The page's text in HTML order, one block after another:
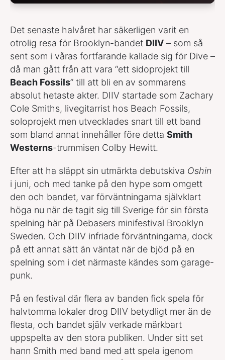
Det senaste halvåret har säkerligen varit en
otrolig resa för Brooklyn-bandet DIIV – som så
sent som i våras fortfarande kallade sig för Dive –
då man gått från att vara “ett sidoprojekt till
Beach Fossils” till att bli en av sommarens
absolut hetaste akter. DIIV startade som Zachary
Cole Smiths, livegitarrist hos Beach Fossils,
soloprojekt men utvecklades snart till ett band
som bland annat innehåller före detta Smith
Westerns-trummisen Colby Hewitt.
Efter att ha släppt sin utmärkta debutskiva Oshin
i juni, och med tanke på den hype som omgett
den och bandet, var förväntningarna självklart
höga nu när de tagit sig till Sverige för sin första
spelning här på Debasers minifestival Brooklyn
Sweden. Och DIIV infriade förväntningarna, dock
på ett annat sätt än väntat när de bjöd på en
spelning som i det närmaste kändes som garage-
punk.
På en festival där flera av banden fick spela för
halvtomma lokaler drog DIIV betydligt mer än de
flesta, och bandet själv verkade märkbart
uppspelta av den stora publiken. Under sitt set
hann Smith med band med att spela igenom